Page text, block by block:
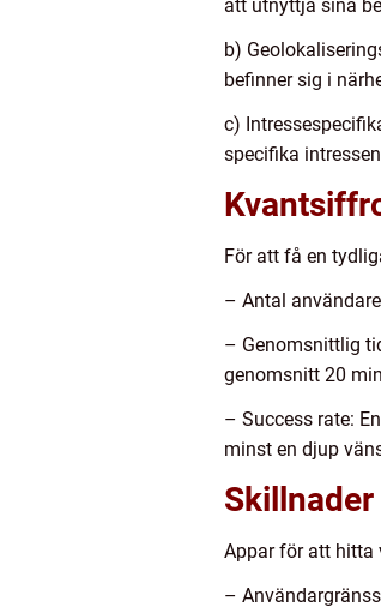
att utnyttja sina
b)
befinner sig i
c)
specifika
För att få en
– Antal
– Genomsnittlig
genomsnitt 20
– Success rate:
minst en djup
Appar för att hitta
–